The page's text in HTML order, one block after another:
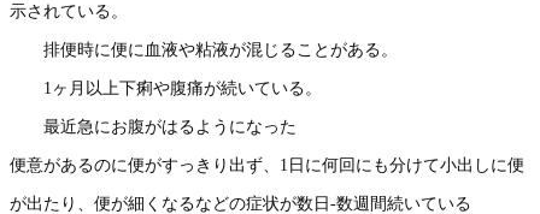
示されている。
排便時に便に血液や粘液が混じることがある。
1ヶ月以上下痢や腹痛が続いている。
最近急にお腹がはるようになった
便意があるのに便がすっきり出ず、1日に何回にも分けて小出しに便
が出たり、便が細くなるなどの症状が数日-数週間続いている